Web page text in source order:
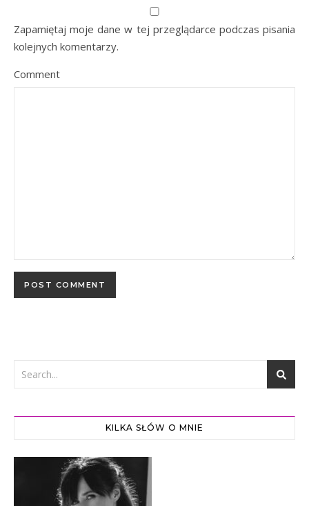
Zapamiętaj moje dane w tej przeglądarce podczas pisania
kolejnych komentarzy.
Comment
KILKA SŁÓW O MNIE